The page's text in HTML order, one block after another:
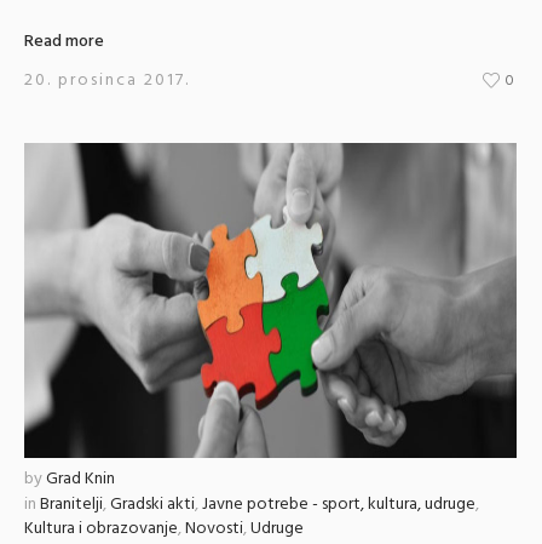
Read more
20. prosinca 2017.
0
byGrad Knin
inBranitelji,Gradski akti,Javne potrebe - sport, kultura, udruge,
Kultura i obrazovanje,Novosti,Udruge